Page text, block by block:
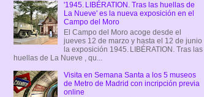
'1945. LIBÉRATION. Tras las huellas de
La Nueve' es la nueva exposición en el
Campo del Moro
El Campo del Moro acoge desde el
jueves 12 de marzo y hasta el 12 de junio
la exposición 1945. LIBÉRATION. Tras las
huellas de La Nueve , qu...
Visita en Semana Santa a los 5 museos
de Metro de Madrid con incripción previa
online